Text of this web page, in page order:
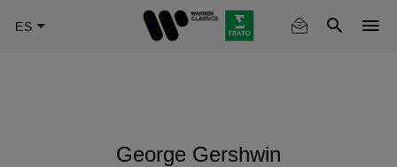
George Gershwin